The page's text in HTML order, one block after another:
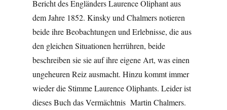
Bericht des Engländers Laurence Oliphant aus
dem Jahre 1852. Kinsky und Chalmers notieren
beide ihre Beobachtungen und Erlebnisse, die aus
den gleichen Situationen herrühren, beide
beschreiben sie sie auf ihre eigene Art, was einen
ungeheuren Reiz ausmacht. Hinzu kommt immer
wieder die Stimme Laurence Oliphants. Leider ist
dieses Buch das Vermächtnis Martin Chalmers.